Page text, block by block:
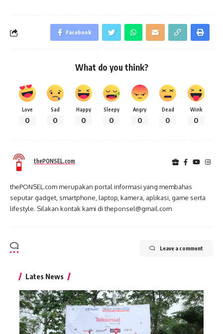
Facebook
What do you think?
Love
0
Sad
0
Happy
0
Sleepy
0
Angry
0
Dead
0
Wink
0
thePONSEL.com
thePONSEL.com merupakan portal informasi yang membahas
seputar gadget, smartphone, laptop, kamera, aplikasi, game serta
lifestyle. Silakan kontak kami di theponsel@gmail.com
Leave a comment
Lates News